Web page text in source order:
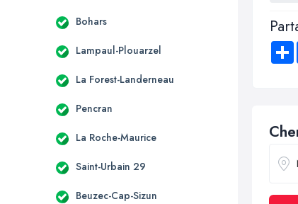
Bohars
Lampaul-Plouarzel
La Forest-Landerneau
Pencran
La Roche-Maurice
Saint-Urbain 29
Beuzec-Cap-Sizun